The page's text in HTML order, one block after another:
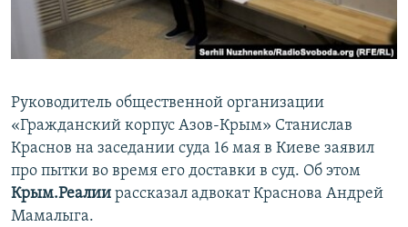
ПОБЕДИТЕЛЕЙ НЕ СУДЯТ?
КРЫМ.НЕПОКОРЕННЫЙ
ПРИСОЕДИНЯЙТЕСЬ!
Все сайты RFE/RL
Руководитель общественной организации
«Гражданский корпус Азов-Крым» Станислав
Краснов на заседании суда 16 мая в Киеве заявил
про пытки во время его доставки в суд. Об этом
Крым.Реалии рассказал адвокат Краснова Андрей
Мамалыга.